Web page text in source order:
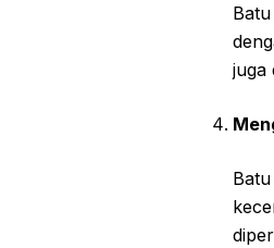
juga